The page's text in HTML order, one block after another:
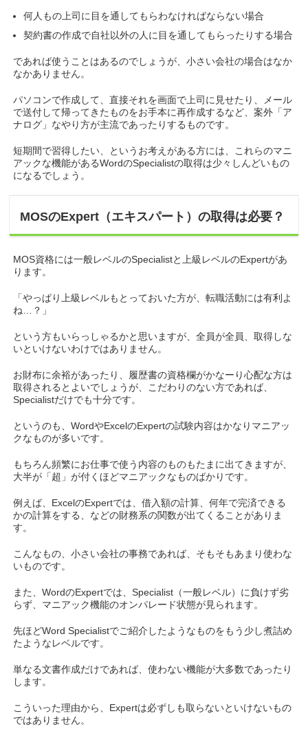
何人もの上司に目を通してもらわなければならない場合
契約書の作成で自社以外の人に目を通してもらったりする場合
であれば使うことはあるのでしょうが、小さい会社の場合はなか
なかありません。
パソコンで作成して、直接それを画面で上司に見せたり、メール
で送付して帰ってきたものをお手本に再作成するなど、案外「ア
ナログ」なやり方が主流であったりするものです。
短期間で習得したい、というお考えがある方には、これらのマニ
アックな機能があるWordのSpecialistの取得は少々しんどいもの
になるでしょう。
MOSのExpert（エキスパート）の取得は必要？
MOS資格には一般レベルのSpecialistと上級レベルのExpertがあ
ります。
「やっぱり上級レベルもとっておいた方が、転職活動には有利よ
ね…？」
という方もいらっしゃるかと思いますが、全員が全員、取得しな
いといけないわけではありません。
お財布に余裕があったり、履歴書の資格欄がかなーり心配な方は
取得されるとよいでしょうが、こだわりのない方であれば、
Specialistだけでも十分です。
というのも、WordやExcelのExpertの試験内容はかなりマニアッ
クなものが多いです。
もちろん頻繁にお仕事で使う内容のものもたまに出てきますが、
大半が「超」が付くほどマニアックなものばかりです。
例えば、ExcelのExpertでは、借入額の計算、何年で完済できる
かの計算をする、などの財務系の関数が出てくることがありま
す。
こんなもの、小さい会社の事務であれば、そもそもあまり使わな
いものです。
また、WordのExpertでは、Specialist（一般レベル）に負けず劣
らず、マニアック機能のオンパレード状態が見られます。
先ほどWord Specialistでご紹介したようなものをもう少し煮詰め
たようなレベルです。
単なる文書作成だけであれば、使わない機能が大多数であったり
します。
こういった理由から、Expertは必ずしも取らないといけないもの
ではありません。